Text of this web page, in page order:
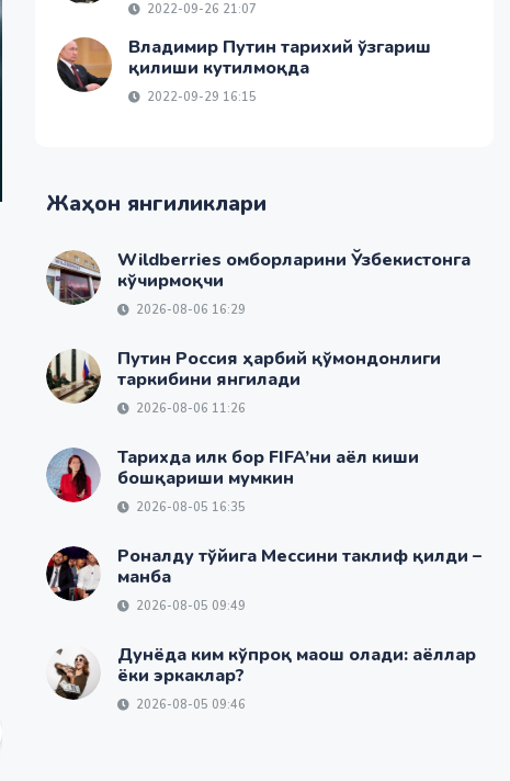
2022-09-26 21:07
Владимир Путин тарихий ўзгариш
қилиши кутилмоқда
2022-09-29 16:15
Жаҳон янгиликлари
Wildberries омборларини Ўзбекистонга
кўчирмоқчи
2026-08-06 16:29
Путин Россия ҳарбий қўмондонлиги
таркибини янгилади
2026-08-06 11:26
Тарихда илк бор FIFA’ни аёл киши
бошқариши мумкин
2026-08-05 16:35
Роналду тўйига Мессини таклиф қилди –
манба
2026-08-05 09:49
Дунёда ким кўпроқ маош олади: аёллар
ёки эркаклар?
2026-08-05 09:46